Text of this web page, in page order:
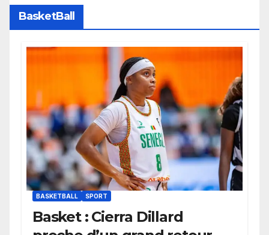
BasketBall
BASKETBALL SPORT
Basket : Cierra Dillard